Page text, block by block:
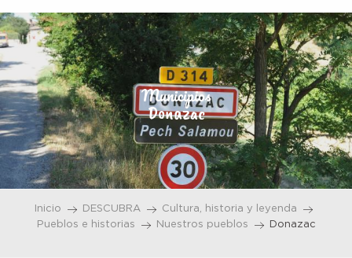
au
contenu
principal
Municipios
Donazac
Inicio DESCUBRA
Cultura, historia y leyenda
Pueblos e historias
Nuestros pueblos Donazac